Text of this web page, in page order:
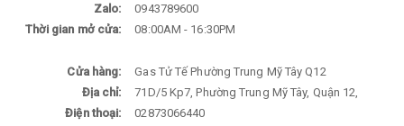
Zalo:
0943789600
Thời gian mở cửa:
08:00AM - 16:30PM
Cửa hàng:
Gas Tử Tế Phường Trung Mỹ Tây Q12
Địa chỉ:
71D/5 Kp7, Phường Trung Mỹ Tây, Quận 12,
Điện thoại:
02873066440